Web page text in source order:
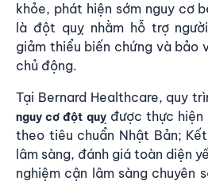
khỏe, phát hiện sớm nguy cơ
là đột quỵ nhằm hỗ trợ
giảm thiểu biến chứng và bảo
chủ động.
Tại Bernard Healthcare, quy
nguy cơ đột quỵđược thực hiện
theo tiêu chuẩn Nhật Bản;
lâm sàng, đánh giá toàn diện
nghiệm cận lâm sàng chuyên